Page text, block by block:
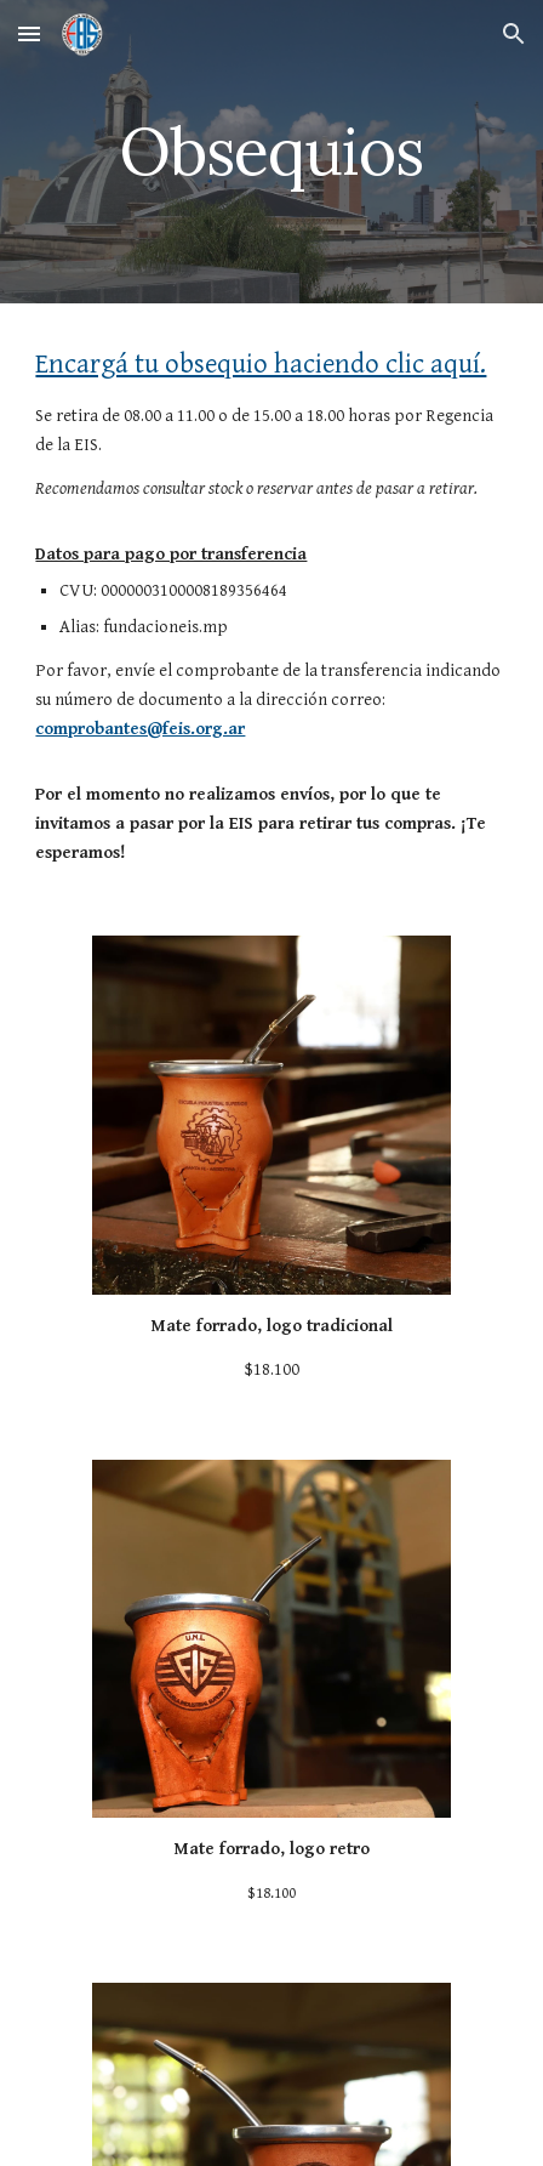
Skip to main content Skip to navigation
Obsequios
Encargá tu obsequio haciendo clic aquí.
Se retira de 08.00 a 11.00 o de 15.00 a 18.00 horas por Regencia
de la EIS.
Recomendamos consultar stock o reservar antes de pasar a retirar.
Datos para pago por transferencia
CVU: 0000003100008189356464
Alias: fundacioneis.mp
Por favor, envíe el comprobante de la transferencia indicando
su número de documento a la dirección correo:
comprobantes@feis.org.ar
Por el momento no realizamos envíos, por lo que te
invitamos a pasar por la EIS para retirar tus compras. ¡Te
esperamos!
Mate forrado, logo tradicional
$18.100
Mate forrado, logo retro
$18.100